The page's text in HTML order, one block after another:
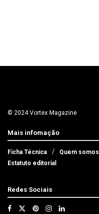
© 2024 Vortex Magazine
Mais infomação
Ficha Técnica Quem somos
Estatuto editorial
Redes Sociais